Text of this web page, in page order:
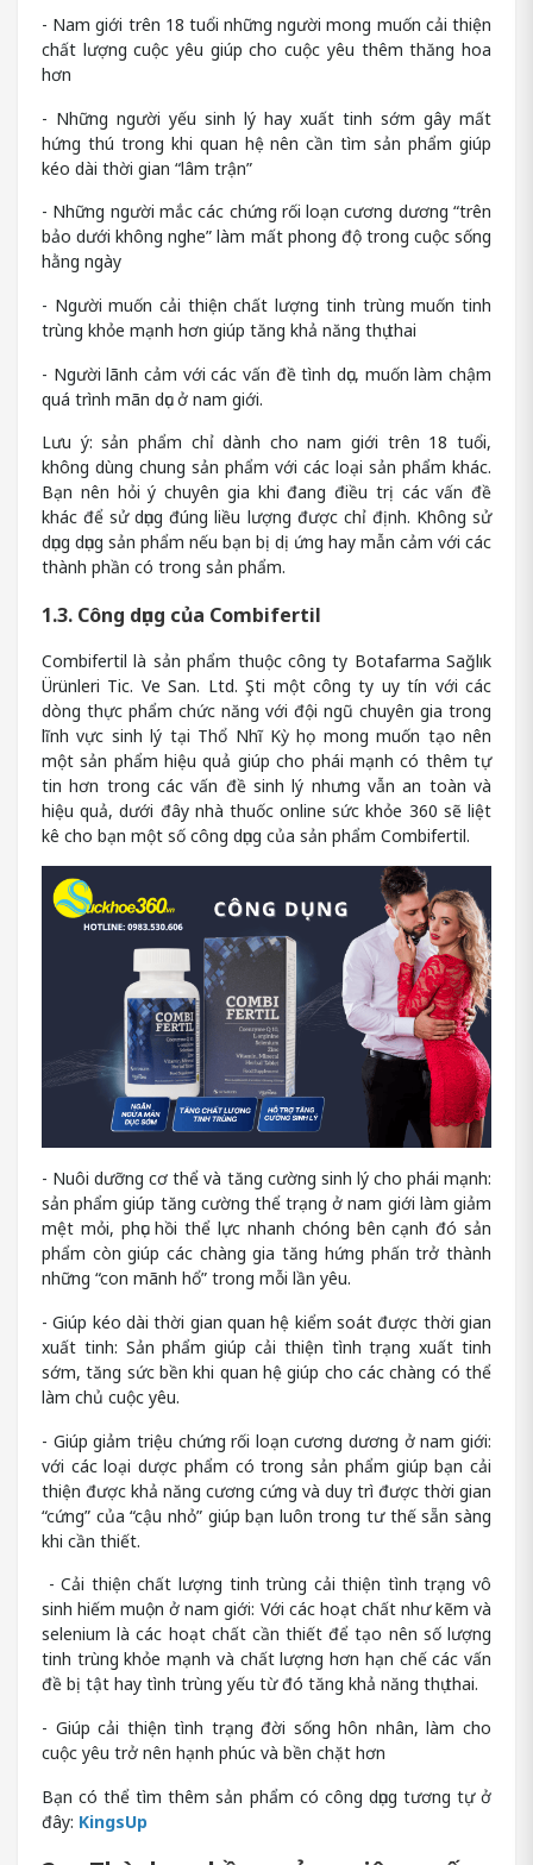
- Nam giới trên 18 tuổi những người mong muốn cải thiện
chất lượng cuộc yêu giúp cho cuộc yêu thêm thăng hoa
hơn
- Những người yếu sinh lý hay xuất tinh sớm gây mất
hứng thú trong khi quan hệ nên cần tìm sản phẩm giúp
kéo dài thời gian “lâm trận”
- Những người mắc các chứng rối loạn cương dương “trên
bảo dưới không nghe” làm mất phong độ trong cuộc sống
hằng ngày
- Người muốn cải thiện chất lượng tinh trùng muốn tinh
trùng khỏe mạnh hơn giúp tăng khả năng thụ thai
- Người lãnh cảm với các vấn đề tình dục, muốn làm chậm
quá trình mãn dục ở nam giới.
Lưu ý: sản phẩm chỉ dành cho nam giới trên 18 tuổi,
không dùng chung sản phẩm với các loại sản phẩm khác.
Bạn nên hỏi ý chuyên gia khi đang điều trị các vấn đề
khác để sử dụng đúng liều lượng được chỉ định. Không sử
dụng dụng sản phẩm nếu bạn bị dị ứng hay mẫn cảm với các
thành phần có trong sản phẩm.
1.3. Công dụng của Combifertil
Combifertil là sản phẩm thuộc công ty Botafarma Sağlık
Ürünleri Tic. Ve San. Ltd. Şti một công ty uy tín với các
dòng thực phẩm chức năng với đội ngũ chuyên gia trong
lĩnh vực sinh lý tại Thổ Nhĩ Kỳ họ mong muốn tạo nên
một sản phẩm hiệu quả giúp cho phái mạnh có thêm tự
tin hơn trong các vấn đề sinh lý nhưng vẫn an toàn và
hiệu quả, dưới đây nhà thuốc online sức khỏe 360 sẽ liệt
kê cho bạn một số công dụng của sản phẩm Combifertil.
- Nuôi dưỡng cơ thể và tăng cường sinh lý cho phái mạnh:
sản phẩm giúp tăng cường thể trạng ở nam giới làm giảm
mệt mỏi, phục hồi thể lực nhanh chóng bên cạnh đó sản
phẩm còn giúp các chàng gia tăng hứng phấn trở thành
những “con mãnh hổ” trong mỗi lần yêu.
- Giúp kéo dài thời gian quan hệ kiểm soát được thời gian
xuất tinh: Sản phẩm giúp cải thiện tình trạng xuất tinh
sớm, tăng sức bền khi quan hệ giúp cho các chàng có thể
làm chủ cuộc yêu.
- Giúp giảm triệu chứng rối loạn cương dương ở nam giới:
với các loại dược phẩm có trong sản phẩm giúp bạn cải
thiện được khả năng cương cứng và duy trì được thời gian
“cứng” của “cậu nhỏ” giúp bạn luôn trong tư thế sẵn sàng
khi cần thiết.
- Cải thiện chất lượng tinh trùng cải thiện tình trạng vô
sinh hiếm muộn ở nam giới: Với các hoạt chất như kẽm và
selenium là các hoạt chất cần thiết để tạo nên số lượng
tinh trùng khỏe mạnh và chất lượng hơn hạn chế các vấn
đề bị tật hay tình trùng yếu từ đó tăng khả năng thụ thai.
- Giúp cải thiện tình trạng đời sống hôn nhân, làm cho
cuộc yêu trở nên hạnh phúc và bền chặt hơn
Bạn có thể tìm thêm sản phẩm có công dụng tương tự ở
đây: KingsUp